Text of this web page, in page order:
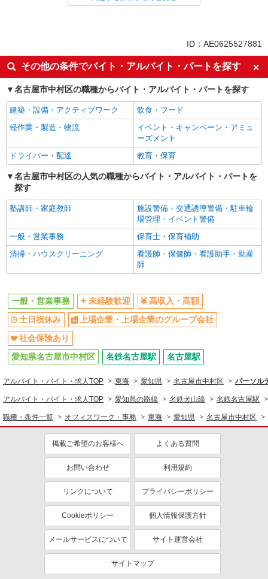
ぎしっかり◎勤怠チェックなど
時給1650円
駅、名鉄名古屋駅 ■東山線・桜通線・JR・あお
キープ 詳細を見る
上場企業・上場企業のグループ会
社
社会保険あり
ID：AE0625527881
その他の条件でバイト・アルバイト・パートを探す
名古屋市中村区の職種からバイト・アルバイト・パートを探す
建築・設備・アクティブワーク
飲食・フード
軽作業・製造・物流
イベント・キャンペーン・アミュ
ーズメント
ドライバー・配達
教育・保育
名古屋市中村区の人気の職種からバイト・アルバイト・パートを
探す
塾講師・家庭教師
施設警備・交通誘導警備・駐車輪
場管理・イベント警備
一般・営業事務
保育士・保育補助
清掃・ハウスクリーニング
看護師・保健師・看護助手・助産
師
一般・営業事務 未経験歓迎
高収入・高額
土日祝休み
上場企業・上場企業のグループ会社
社会保険あり
愛知県名古屋市中村区
名鉄名古屋駅 名古屋駅
アルバイト・バイト・求人TOP 東海 愛知県 名古屋市中村区 パーソル
アルバイト・バイト・求人TOP 愛知県の路線 名鉄犬山線 名鉄名古屋駅
職種・条件一覧 オフィスワーク・事務 東海 愛知県 名古屋市中村区
掲載ご希望のお客様へ よくある質問
お問い合わせ 利用規約
リンクについて プライバシーポリシー
Cookieポリシー 個人情報保護方針
メールサービスについて サイト運営会社
サイトマップ